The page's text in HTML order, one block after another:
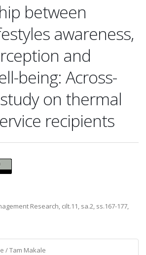
between
awareness,
and
being: Across-
on thermal
recipients
Research, cilt.11, sa.2, ss.167-177,
/ Tam Makale